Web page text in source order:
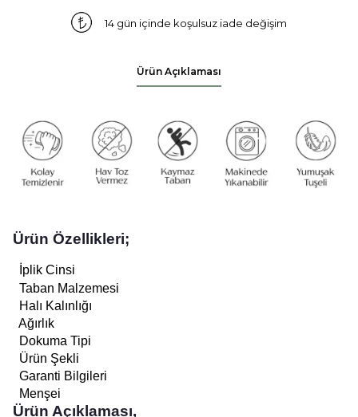
14 gün içinde koşulsuz iade değişim
Ürün Açıklaması
Ürün Özellikleri;
İplik Cinsi
Taban Malzemesi
Halı Kalınlığı
Ağırlık
Dokuma Tipi
Ürün Şekli
Garanti Bilgileri
Menşei
Ürün Açıklaması,